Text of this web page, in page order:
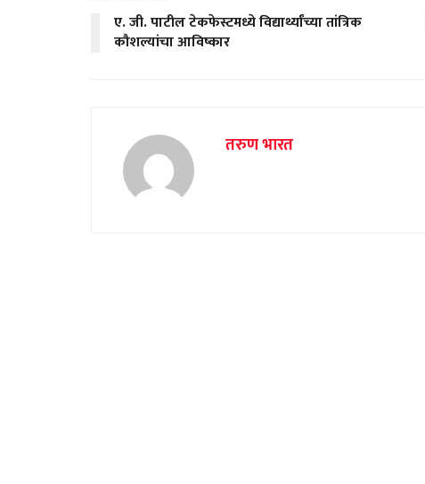
ए. जी. पाटील टेकफेस्टमध्ये विद्यार्थ्यांच्या तांत्रिक
कौशल्यांचा आविष्कार
तरुण भारत